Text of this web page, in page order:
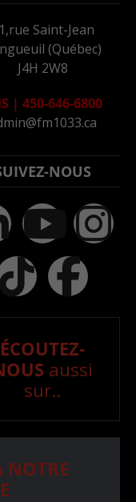
Saint-Jean
(Québec)
J4H 2W8
| 450-646-6800
NOUS
ÉCOUTEZ-
aussi
sur..
NOTRE